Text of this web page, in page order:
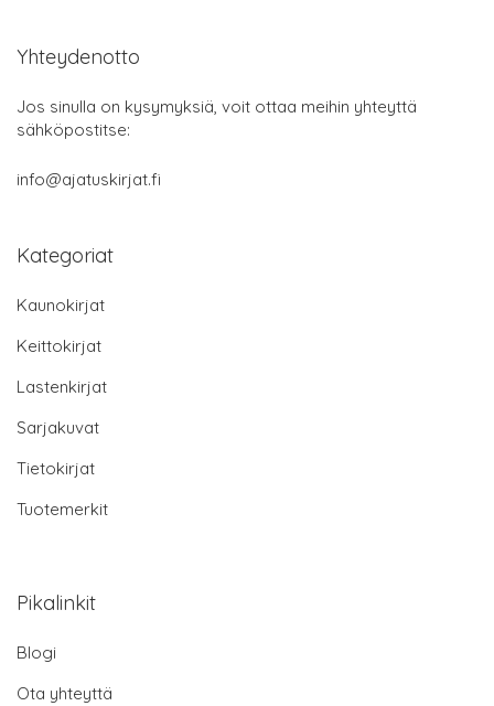
Yhteydenotto
Jos sinulla on kysymyksiä, voit ottaa meihin yhteyttä
sähköpostitse:
info@ajatuskirjat.fi
Kategoriat
Kaunokirjat
Keittokirjat
Lastenkirjat
Sarjakuvat
Tietokirjat
Tuotemerkit
Pikalinkit
Blogi
Ota yhteyttä